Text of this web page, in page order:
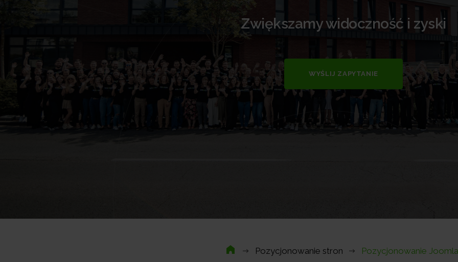
Zwiększamy widoczność i zyski
WYŚLIJ ZAPYTANIE
Pozycjonowanie stron Pozycjonowanie